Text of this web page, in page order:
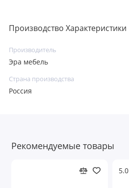
Производство Характеристики
Производитель
Эра мебель
Страна производства
Россия
Рекомендуемые товары
5.0